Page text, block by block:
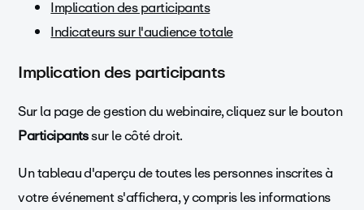
Implication des participants
Indicateurs sur l'audience totale
Implication des participants
Sur la page de gestion du webinaire, cliquez sur le bouton
Participantssur le côté droit.
Un tableau d'aperçu de toutes les personnes inscrites à
votre événement s'affichera, y compris les informations